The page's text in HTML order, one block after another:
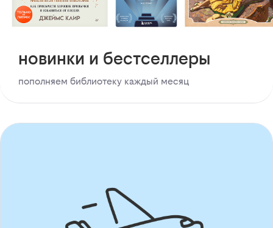
новинки и бестселлеры
пополняем библиотеку каждый месяц